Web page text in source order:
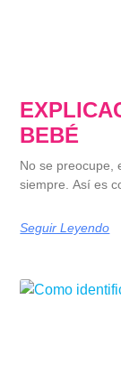
BEBÉ
No se preocupe,
siempre. Así es
Seguir Leyendo